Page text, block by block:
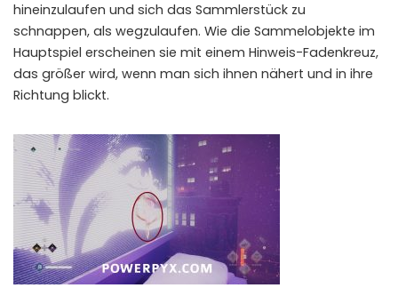
WHY JOIN THE CHANNEL?
ALL PERKS — ZERO NOISE • 100% FREE
💎100% FREE to join
hineinzulaufen und sich das Sammlerstück zu
schnappen, als wegzulaufen. Wie die Sammelobjekte im
Hauptspiel erscheinen sie mit einem Hinweis-Fadenkreuz,
das größer wird, wenn man sich ihnen nähert und in ihre
Richtung blickt.